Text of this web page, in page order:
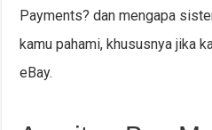
Payments? dan mengapa
kamu pahami, khususnya jika
eBay.